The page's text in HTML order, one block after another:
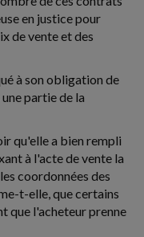
en justice pour
de vente et des
à son obligation de
partie de la
qu'elle a bien rempli
à l'acte de vente la
coordonnées des
t-elle, que certains
que l'acheteur prenne